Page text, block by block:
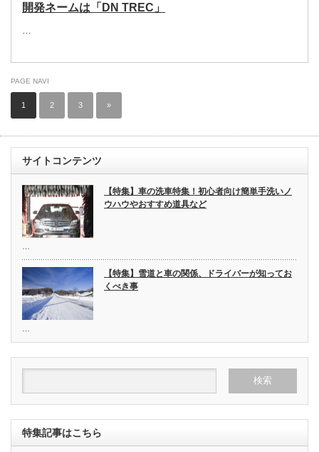
開発ネームは「DN TREC」
PAGE NAVI
1 2 3 »
サイトコンテンツ
【特集】車の洗車特集！初心者向け簡単手洗いノ
ウハウやおすすめ道具など
【特集】雪道と車の関係、ドライバーが知ってお
くべき事
特集記事はこちら